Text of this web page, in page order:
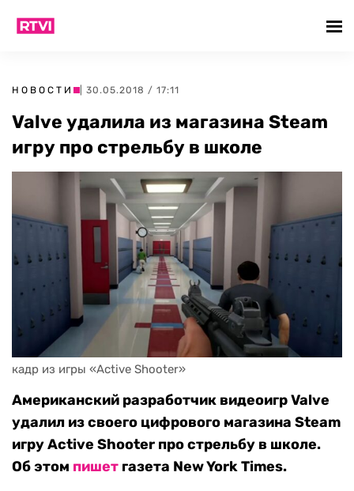
НОВОСТИ | 30.05.2018 / 17:11
Valve удалила из магазина Steam
игру про стрельбу в школе
кадр из игры «Active Shooter»
Американский разработчик видеоигр Valve
удалил из своего цифрового магазина Steam
игру Active Shooter про стрельбу в школе.
Об этом пишет газета New York Times.